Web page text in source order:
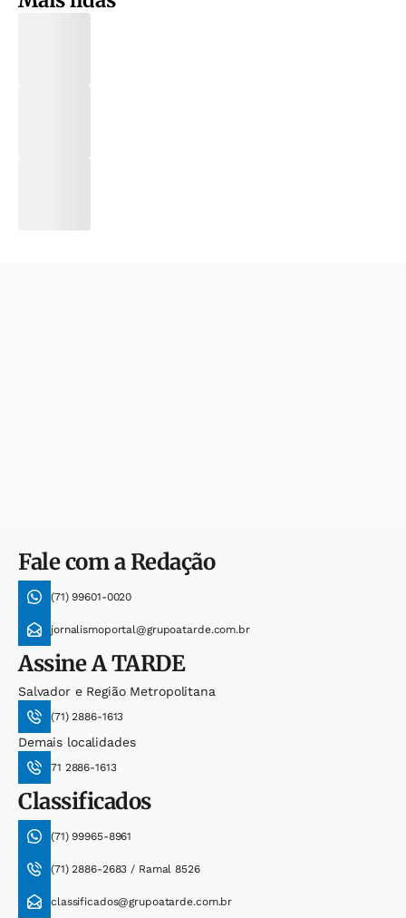
Fale com a Redação
(71) 99601-0020
jornalismoportal@grupoatarde.com.br
AssineA TARDE
Salvador e Região Metropolitana
(71) 2886-1613
Demais localidades
71 2886-1613
Classificados
(71) 99965-8961
(71) 2886-2683 / Ramal 8526
classificados@grupoatarde.com.br